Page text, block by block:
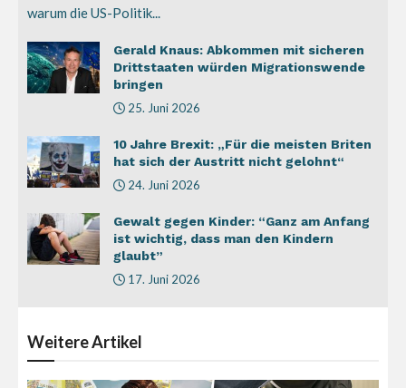
warum die US-Politik...
Gerald Knaus: Abkommen mit sicheren
Drittstaaten würden Migrationswende
bringen
25. Juni 2026
10 Jahre Brexit: „Für die meisten Briten
hat sich der Austritt nicht gelohnt“
24. Juni 2026
Gewalt gegen Kinder: “Ganz am Anfang
ist wichtig, dass man den Kindern
glaubt”
17. Juni 2026
WeitereArtikel